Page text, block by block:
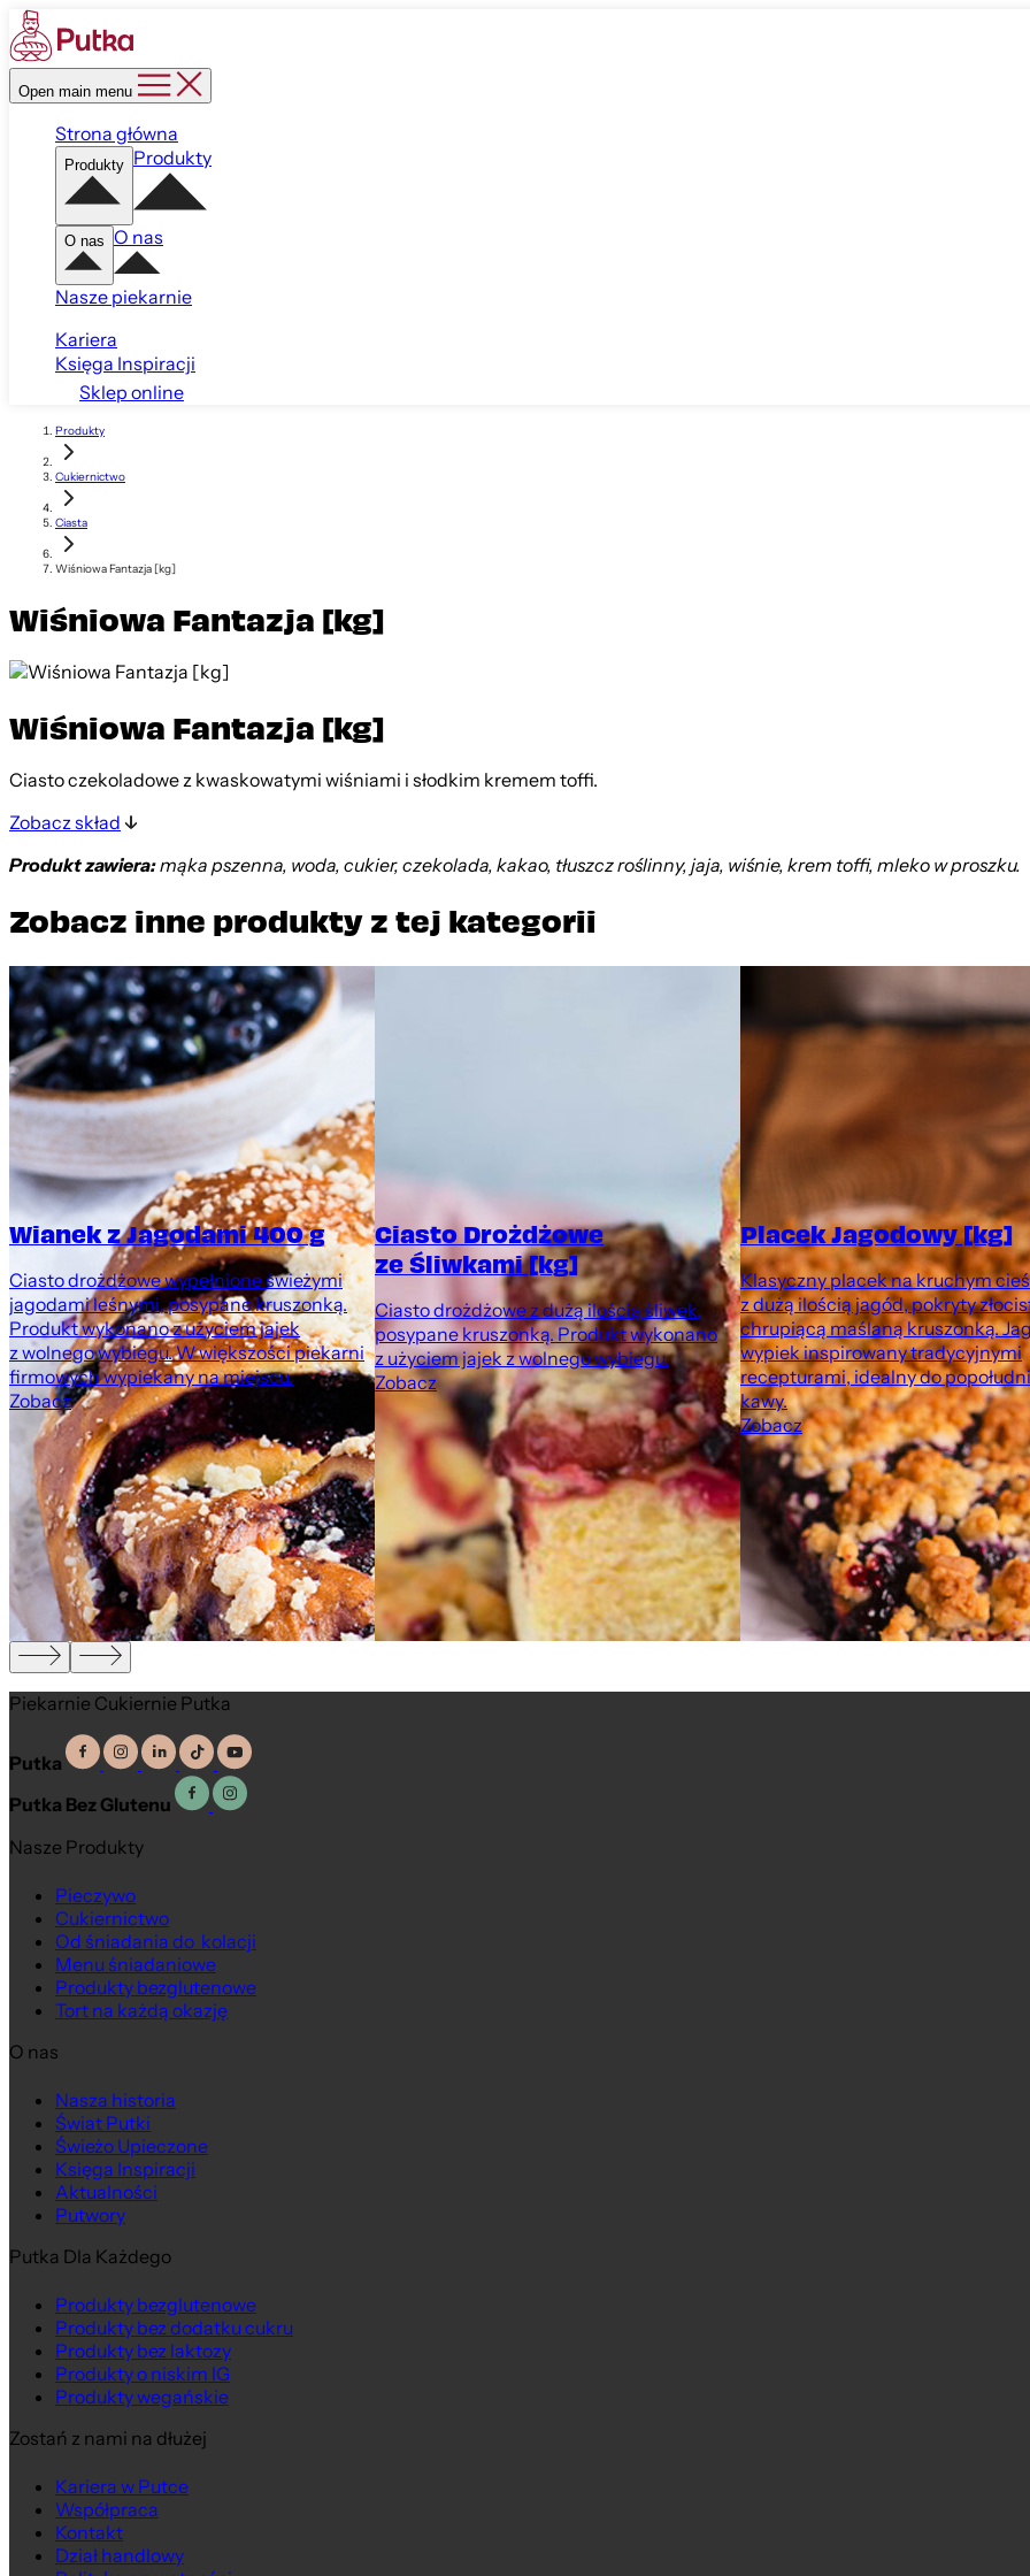
Open main menu
Strona główna
Produkty Produkty
O nas O nas
Nasze piekarnie
Kariera
Księga Inspiracji
Sklep online
Produkty
Cukiernictwo
Ciasta
Wiśniowa Fantazja [kg]
Wiśniowa Fantazja [kg]
Wiśniowa Fantazja [kg]
Ciasto czekoladowe z kwaskowatymi wiśniami i słodkim kremem toffi.
Zobacz skład
Produkt zawiera:mąka pszenna, woda, cukier, czekolada, kakao, tłuszcz roślinny, jaja, wiśnie, krem toffi, mleko w proszku.
Zobacz inne produkty z tej kategorii
Wianek z Jagodami 400 g
Ciasto drożdżowe wypełnione świeżymi
jagodami leśnymi, posypane kruszonką.
Produkt wykonano z użyciem jajek
z wolnego wybiegu. W większości piekarni
firmowych wypiekany na miejscu.
Zobacz
Ciasto Drożdżowe
ze Śliwkami [kg]
Ciasto drożdżowe z dużą ilością śliwek,
posypane kruszonką. Produkt wykonano
z użyciem jajek z wolnego wybiegu.
Zobacz
Placek Jagodowy [kg]
Klasyczny placek na kruchym
z dużą ilością jagód, pokryty
chrupiącą maślaną kruszonką.
wypiek inspirowany tradycyjnymi
recepturami, idealny do
kawy.
Zobacz
Piekarnie Cukiernie Putka
Putka
Putka Bez Glutenu
Nasze Produkty
Pieczywo
Cukiernictwo
Od śniadania do kolacji
Menu śniadaniowe
Produkty bezglutenowe
Tort na każdą okazję
O nas
Nasza historia
Świat Putki
Świeżo Upieczone
Księga Inspiracji
Aktualności
Putwory
Putka Dla Każdego
Produkty bezglutenowe
Produkty bez dodatku cukru
Produkty bez laktozy
Produkty o niskim IG
Produkty wegańskie
Zostań z nami na dłużej
Kariera w Putce
Współpraca
Kontakt
Dział handlowy